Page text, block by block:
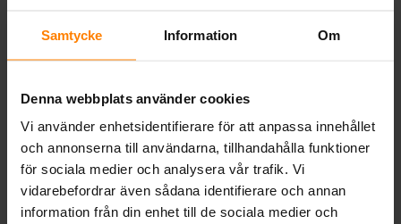
Samtycke Information Om
Denna webbplats använder cookies
Vi använder enhetsidentifierare för att anpassa innehållet
och annonserna till användarna, tillhandahålla funktioner
för sociala medier och analysera vår trafik. Vi
vidarebefordrar även sådana identifierare och annan
information från din enhet till de sociala medier och
Liknande produkter och/eller tillbehör: